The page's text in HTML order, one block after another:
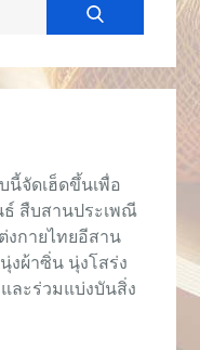
นี้จัดเฮ็ดขึ้นเพื่อ
ธ์ สืบสานประเพณี
งกายไทยอีสาน
งผ้าซิ่น นุ่งโสร่ง
ละร่วมแบ่งบันสิ่ง